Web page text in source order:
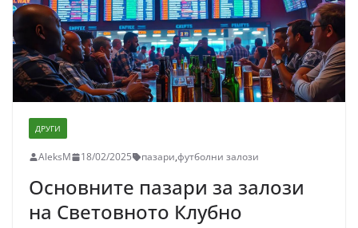
ДРУГИ
AleksM 18/02/2025 пазари,футболни залози
Основните пазари за залози
на Световното Клубно